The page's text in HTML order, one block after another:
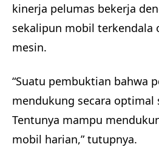
kinerja pelumas bekerja
sekalipun mobil terkendala
mesin.
“Suatu pembuktian bahwa
mendukung secara optimal
Tentunya mampu
mobil harian,” tutupnya.